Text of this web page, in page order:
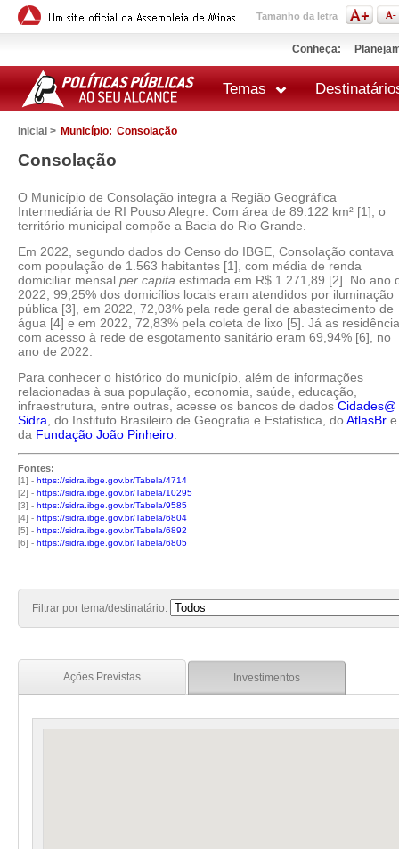
Tamanho da letra
Conheça:
Temas
Inicial > Município: Consolação
Consolação
O Município de Consolação integra a Região Geográfica
Intermediária de RI Pouso Alegre. Com área de 89.122 km² [1], o
território municipal compõe a Bacia do Rio Grande.
Em 2022, segundo dados do Censo do IBGE, Consolação contava
com população de 1.563 habitantes [1], com média de renda
domiciliar mensal per capita estimada em R$ 1.271,89 [2]. No ano
2022, 99,25% dos domicílios locais eram atendidos por iluminação
pública [3], em 2022, 72,03% pela rede geral de abastecimento de
água [4] e em 2022, 72,83% pela coleta de lixo [5]. Já as
com acesso à rede de esgotamento sanitário eram 69,94% [6], no
ano de 2022.
Para conhecer o histórico do município, além de informações
relacionadas à sua população, economia, saúde, educação,
infraestrutura, entre outras, acesse os bancos de dados Cidades@
Sidra , do Instituto Brasileiro de Geografia e Estatística, doAtlasBr e
da Fundação João Pinheiro
Fontes:
[1] - https://sidra.ibge.gov.br/Tabela/4714
[2] - https://sidra.ibge.gov.br/Tabela/10295
[3] - https://sidra.ibge.gov.br/Tabela/9585
[4] - https://sidra.ibge.gov.br/Tabela/6804
[5] - https://sidra.ibge.gov.br/Tabela/6892
[6] - https://sidra.ibge.gov.br/Tabela/6805
Filtrar por tema/destinatário:
Ações Previstas Investimentos